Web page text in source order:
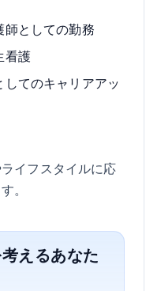
としての勤務
看護
てのキャリアアッ
イフスタイルに応
。
えるあなた